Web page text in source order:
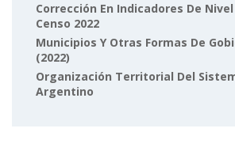
Corrección En Indicadores De
Censo 2022
Municipios Y Otras Formas De
(2022)
Organización Territorial Del
Argentino